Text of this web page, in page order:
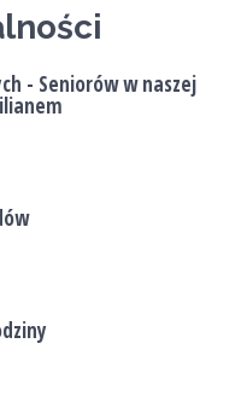
- Seniorów w naszej